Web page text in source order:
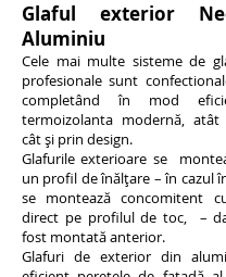
Glaful exterior
Aluminiu
Cele mai multe sisteme de
profesionale sunt
completând în mod
termoizolanta modernă,
cât şi prin design.
Glafurile exterioare se
un profil de înălţare – în cazul
se montează concomitent
direct pe profilul de toc, –
fost montată anterior.
Glafuri de exterior din